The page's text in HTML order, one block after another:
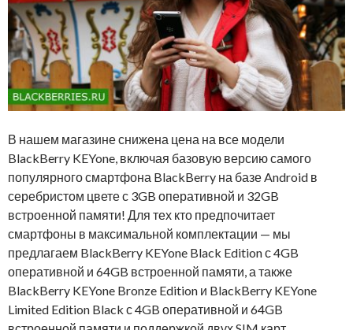
В нашем магазине снижена цена на все модели
BlackBerry KEYone, включая базовую версию самого
популярного смартфона BlackBerry на базе Android в
серебристом цвете с 3GB оперативной и 32GB
встроенной памяти! Для тех кто предпочитает
смартфоны в максимальной комплектации — мы
предлагаем BlackBerry KEYone Black Edition с 4GB
оперативной и 64GB встроенной памяти, а также
BlackBerry KEYone Bronze Edition и BlackBerry KEYone
Limited Edition Black с 4GB оперативной и 64GB